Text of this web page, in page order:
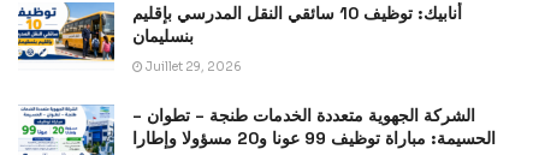
أنابيك: توظيف 10 سائقي النقل المدرسي بإقليم
بنسليمان
Juillet 29, 2026
الشركة الجهوية متعددة الخدمات طنجة – تطوان –
الحسيمة: مباراة توظيف 99 عونا و20 مسؤولا وإطارا